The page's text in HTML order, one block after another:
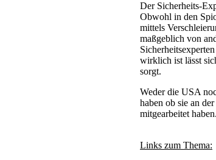
Der Sicherheits-
Obwohl in den
mittels
maßgeblich von
wirklich ist lässt
sorgt.
Weder die USA
haben ob sie an
mitgearbeitet haben.
Links zum Thema: